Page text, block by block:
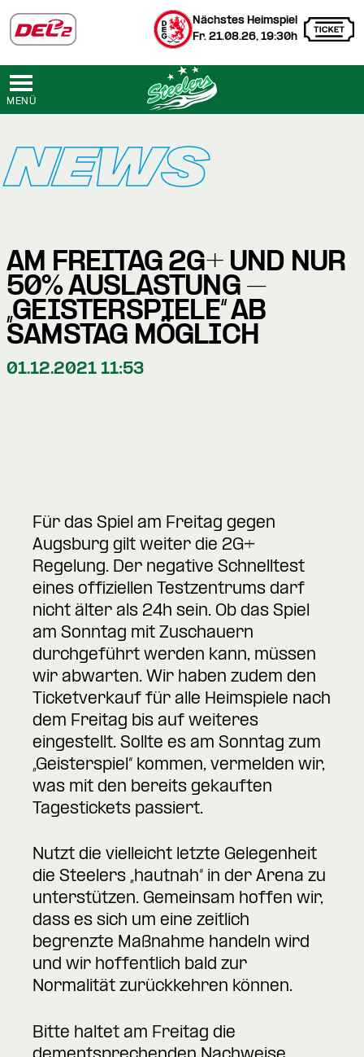
Nächstes Heimspiel
Fr. 21.08.26, 19:30h
MENÜ
NEWS
AM FREITAG 2G+ UND NUR
50% AUSLASTUNG –
„GEISTERSPIELE“ AB
SAMSTAG MÖGLICH
01.12.2021 11:53
Für das Spiel am Freitag gegen
Augsburg gilt weiter die 2G+
Regelung. Der negative Schnelltest
eines offiziellen Testzentrums darf
nicht älter als 24h sein. Ob das Spiel
am Sonntag mit Zuschauern
durchgeführt werden kann, müssen
wir abwarten. Wir haben zudem den
Ticketverkauf für alle Heimspiele nach
dem Freitag bis auf weiteres
eingestellt. Sollte es am Sonntag zum
„Geisterspiel“ kommen, vermelden wir,
was mit den bereits gekauften
Tagestickets passiert.
Nutzt die vielleicht letzte Gelegenheit
die Steelers „hautnah“ in der Arena zu
unterstützen. Gemeinsam hoffen wir,
dass es sich um eine zeitlich
begrenzte Maßnahme handeln wird
und wir hoffentlich bald zur
Normalität zurückkehren können.
Bitte haltet am Freitag die